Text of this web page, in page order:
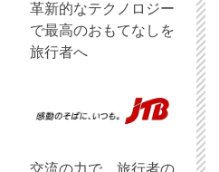
革新的なテクノロジー
で最高のおもてなしを
旅行者へ